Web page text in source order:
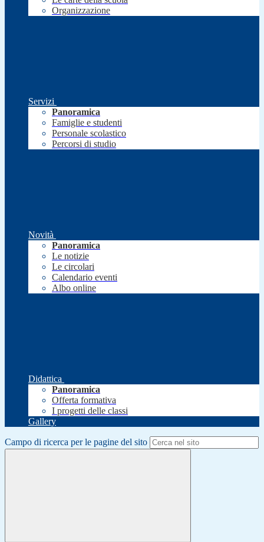
Organizzazione
Servizi
Panoramica
Famiglie e studenti
Personale scolastico
Percorsi di studio
Novità
Panoramica
Le notizie
Le circolari
Calendario eventi
Albo online
Didattica
Panoramica
Offerta formativa
I progetti delle classi
Gallery
Campo di ricerca per le pagine del sito